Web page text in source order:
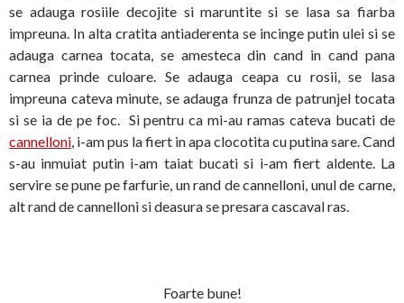
se adauga rosiile decojite si maruntite si se lasa sa fiarba
impreuna. In alta cratita antiaderenta se incinge putin ulei si se
adauga carnea tocata, se amesteca din cand in cand pana
carnea prinde culoare. Se adauga ceapa cu rosii, se lasa
impreuna cateva minute, se adauga frunza de patrunjel tocata
si se ia de pe foc. Si pentru ca mi-au ramas cateva bucati de
cannelloni, i-am pus la fiert in apa clocotita cu putina sare. Cand
s-au inmuiat putin i-am taiat bucati si i-am fiert aldente. La
servire se pune pe farfurie, un rand de cannelloni, unul de carne,
alt rand de cannelloni si deasura se presara cascaval ras.
Foarte bune!